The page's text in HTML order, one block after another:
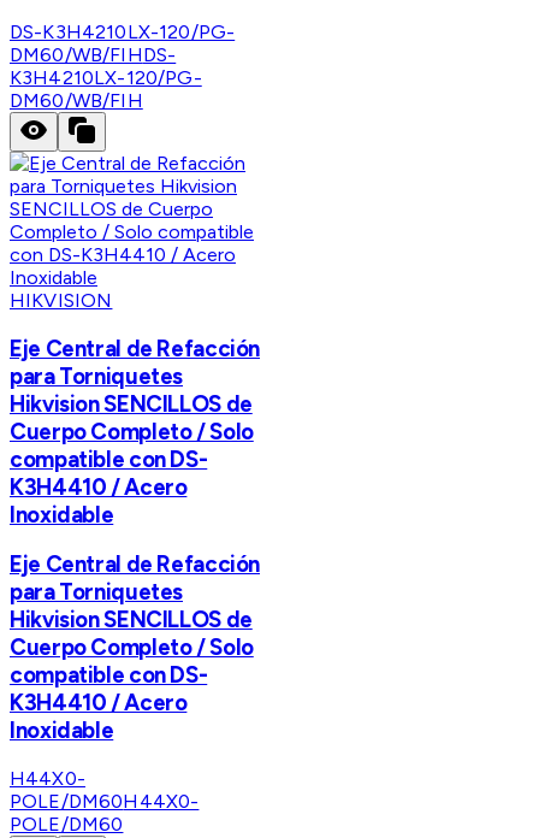
DS-K3H4210LX-120/PG-
DM60/WB/FIHDS-
K3H4210LX-120/PG-
DM60/WB/FIH
HIKVISION
Eje Central de Refacción
para Torniquetes
Hikvision SENCILLOS de
Cuerpo Completo / Solo
compatible con DS-
K3H4410 / Acero
Inoxidable
Eje Central de Refacción
para Torniquetes
Hikvision SENCILLOS de
Cuerpo Completo / Solo
compatible con DS-
K3H4410 / Acero
Inoxidable
H44X0-
POLE/DM60H44X0-
POLE/DM60